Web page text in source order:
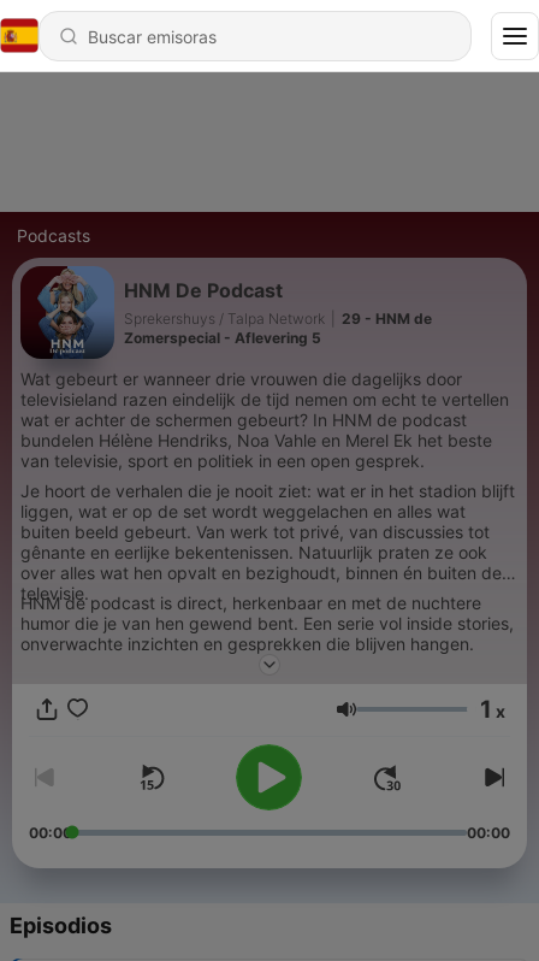
Podcasts
HNM De Podcast
Sprekershuys / Talpa Network
29 - HNM de
Zomerspecial - Aflevering 5
Wat gebeurt er wanneer drie vrouwen die dagelijks door
televisieland razen eindelijk de tijd nemen om echt te vertellen
wat er achter de schermen gebeurt? In HNM de podcast
bundelen Hélène Hendriks, Noa Vahle en Merel Ek het beste
van televisie, sport en politiek in een open gesprek.
Je hoort de verhalen die je nooit ziet: wat er in het stadion blijft
liggen, wat er op de set wordt weggelachen en alles wat
buiten beeld gebeurt. Van werk tot privé, van discussies tot
gênante en eerlijke bekentenissen. Natuurlijk praten ze ook
over alles wat hen opvalt en bezighoudt, binnen én buiten de
televisie.
HNM de podcast is direct, herkenbaar en met de nuchtere
humor die je van hen gewend bent. Een serie vol inside stories,
onverwachte inzichten en gesprekken die blijven hangen.
Volumen 1 x
00:00 00:00
Episodios